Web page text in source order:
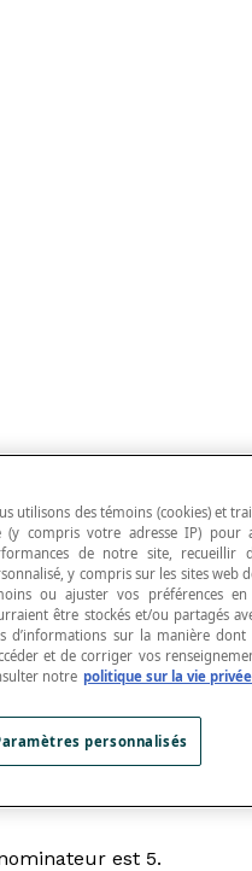
d'uneexpression
l'unité a été divisée.
est 5.
utilisons des témoins (cookies) et
(y compris votre adresse IP) pour
de notre site, recueillir
y compris sur les sites web
ou ajuster vos préférences
être stockés et/ou partagés
d’informations sur la manière
et de corriger vos
notre politique sur la vie
personnalisés